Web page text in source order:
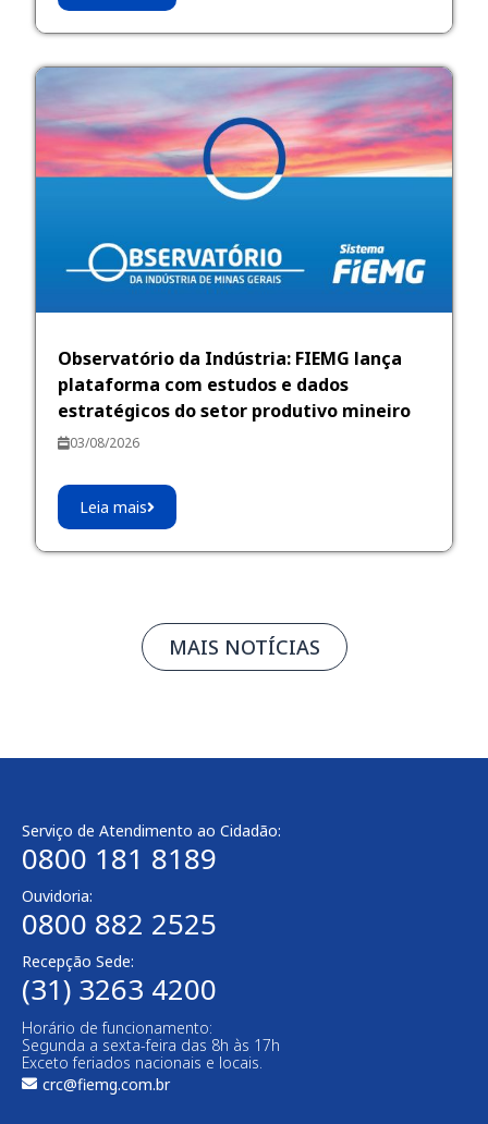
Observatório da Indústria: FIEMG lança
plataforma com estudos e dados
estratégicos do setor produtivo mineiro
03/08/2026
Leia mais
MAIS NOTÍCIAS
Serviço de Atendimento ao Cidadão:
0800 181 8189
Ouvidoria:
0800 882 2525
Recepção Sede:
(31) 3263 4200
Horário de funcionamento:
Segunda a sexta-feira das 8h às 17h
Exceto feriados nacionais e locais.
crc@fiemg.com.br